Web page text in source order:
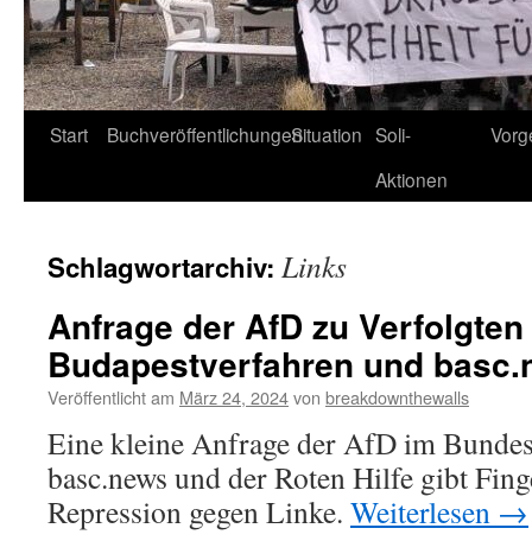
Start BuchveröffentlichungenSituation Soli-
Aktionen
Schlagwortarchiv: Links
Anfrage der AfD zu
Budapestverfahren und
Veröffentlicht am März 24, 2024von breakdownthewalls
Eine kleine Anfrage der AfD im
basc.news und der Roten Hilfe gibt
Repression gegen Linke. Weiterlesen →